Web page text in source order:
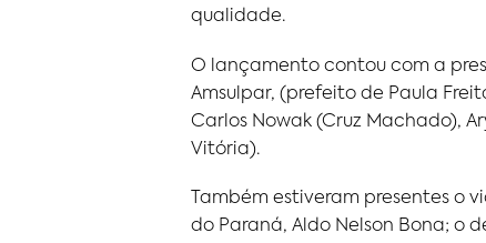
qualidade.
O lançamento contou com a
Amsulpar, (prefeito de Paula
Carlos Nowak (Cruz Machado),
Vitória).
Também estiveram presentes o
do Paraná, Aldo Nelson Bona; o